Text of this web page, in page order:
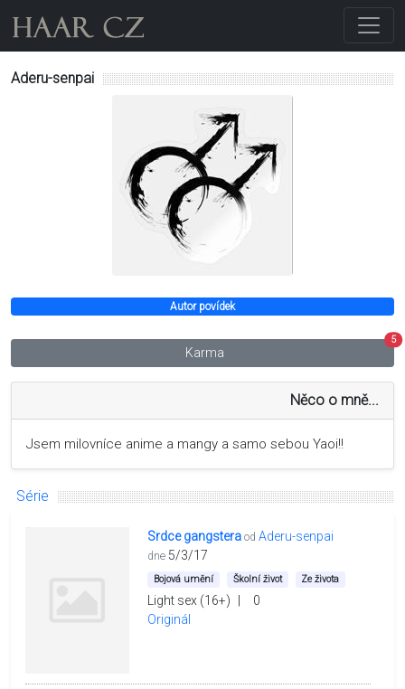
Aderu-senpai
Autor povídek
Karma
5
Něco o mně...
Jsem milovníce anime a mangy a samo sebou Yaoi!!
Série
Srdce gangstera od Aderu-senpai
dne 5/3/17
Bojová umění Školní život Ze života
Light sex (16+)
0
Originál